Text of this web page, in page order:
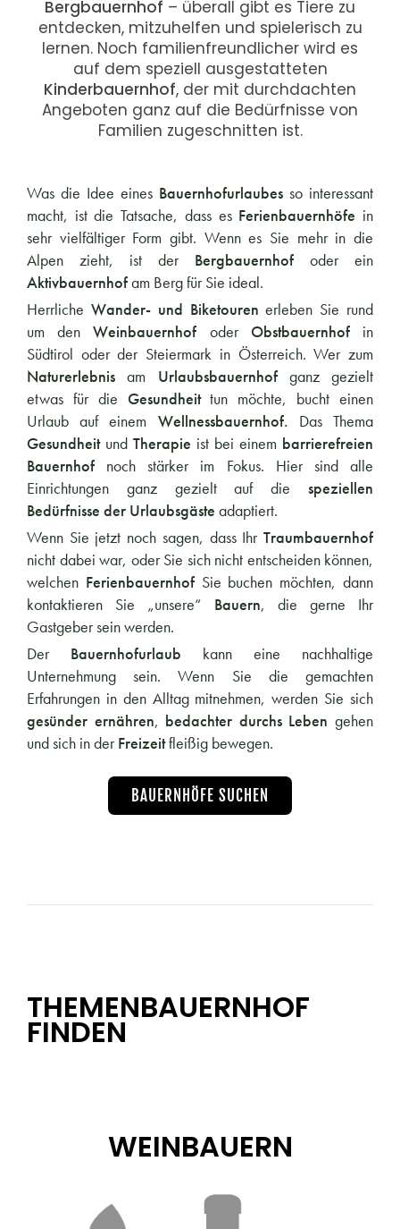
Bergbauernhof – überall gibt es Tiere zu
entdecken, mitzuhelfen und spielerisch zu
lernen. Noch familienfreundlicher wird es
auf dem speziell ausgestatteten
Kinderbauernhof, der mit durchdachten
Angeboten ganz auf die Bedürfnisse von
Familien zugeschnitten ist.
Was die Idee eines Bauernhofurlaubes so interessant
macht, ist die Tatsache, dass es Ferienbauernhöfe in
sehr vielfältiger Form gibt. Wenn es Sie mehr in die
Alpen zieht, ist der Bergbauernhof oder ein
Aktivbauernhofam Berg für Sie ideal.
Herrliche Wander- und Biketourenerleben Sie rund
um denWeinbauernhof oder Obstbauernhof in
Südtirol oder der Steiermark in Österreich. Wer zum
Naturerlebnisam Urlaubsbauernhof ganz gezielt
etwas für die Gesundheittun möchte, bucht einen
Urlaub auf einem Wellnessbauernhof. Das Thema
Gesundheit und Therapie ist bei einem barrierefreien
Bauernhof noch stärker im Fokus. Hier sind alle
Einrichtungen ganz gezielt auf die speziellen
Bedürfnisse der Urlaubsgäste adaptiert.
Wenn Sie jetzt noch sagen, dass Ihr Traumbauernhof
nicht dabei war, oder Sie sich nicht entscheiden können,
welchen Ferienbauernhof Sie buchen möchten, dann
kontaktieren Sie „unsere“ Bauern, die gerne Ihr
Gastgeber sein werden.
Der Bauernhofurlaub kann eine nachhaltige
Unternehmung sein. Wenn Sie die gemachten
Erfahrungen in den Alltag mitnehmen, werden Sie sich
gesünder ernähren, bedachter durchs Leben gehen
und sich in derFreizeitfleißig bewegen.
BAUERNHÖFE SUCHEN
THEMENBAUERNHOF
FINDEN
WEINBAUERN